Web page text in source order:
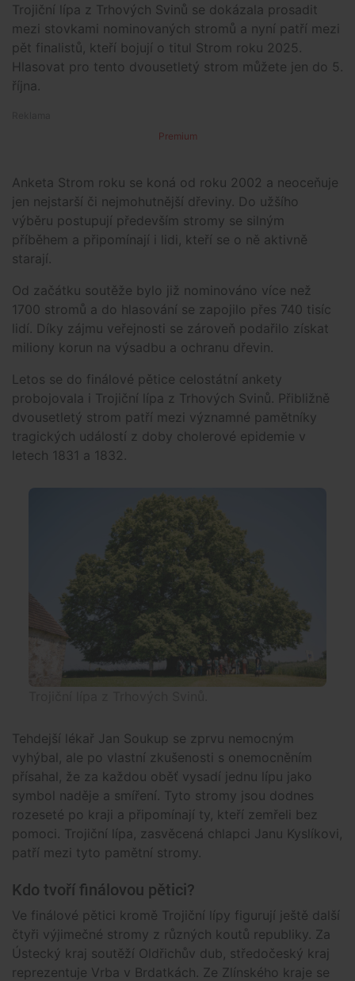
Trojiční lípa z Trhových Svinů se dokázala prosadit
mezi stovkami nominovaných stromů a nyní patří mezi
pět finalistů, kteří bojují o titul Strom roku 2025.
Hlasovat pro tento dvousetletý strom můžete jen do 5.
října.
Premium
Anketa Strom roku se koná od roku 2002 a neoceňuje
jen nejstarší či nejmohutnější dřeviny. Do užšího
výběru postupují především stromy se silným
příběhem a připomínají i lidi, kteří se o ně aktivně
starají.
Od začátku soutěže bylo již nominováno více než
1700 stromů a do hlasování se zapojilo přes 740 tisíc
lidí. Díky zájmu veřejnosti se zároveň podařilo získat
miliony korun na výsadbu a ochranu dřevin.
Letos se do finálové pětice celostátní ankety
probojovala i Trojiční lípa z Trhových Svinů. Přibližně
dvousetletý strom patří mezi významné pamětníky
tragických událostí z doby cholerové epidemie v
letech 1831 a 1832.
Tehdejší lékař Jan Soukup se zprvu nemocným
vyhýbal, ale po vlastní zkušenosti s onemocněním
přísahal, že za každou oběť vysadí jednu lípu jako
symbol naděje a smíření. Tyto stromy jsou dodnes
rozeseté po kraji a připomínají ty, kteří zemřeli bez
pomoci. Trojiční lípa, zasvěcená chlapci Janu Kyslíkovi,
patří mezi tyto pamětní stromy.
Kdo tvoří finálovou pětici?
Ve finálové pětici kromě Trojiční lípy figurují ještě další
čtyři výjimečné stromy z různých koutů republiky. Za
Ústecký kraj soutěží Oldřichův dub, středočeský kraj
reprezentuje Vrba v Brdatkách. Ze Zlínského kraje se